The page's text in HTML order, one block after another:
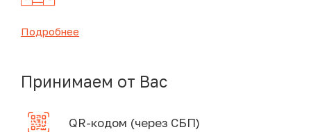
Подробнее
Принимаем от Вас
QR-кодом (через СБП)